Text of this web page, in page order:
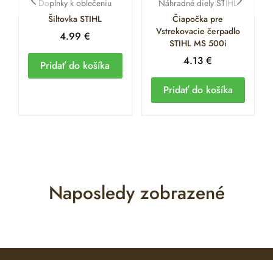
Doplnky k oblečeniu
Šiltovka STIHL
4.99€
Pridať do košíka
Náhradné diely STIHL
Čiapočka pre
Vstrekovacie čerpadlo
STIHL MS 500i
4.13€
Pridať do košíka
Naposledy zobrazené